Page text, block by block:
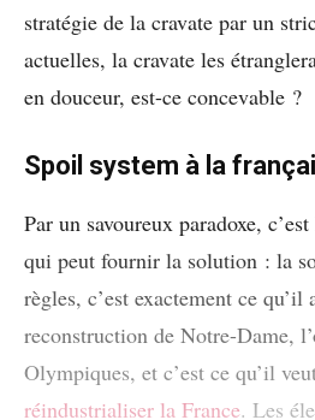
stratégie de la cravate par un
actuelles, la cravate les
en douceur, est-ce concevable ?
Spoil system à la
Par un savoureux paradoxe,
qui peut fournir la solution : la
règles, c’est exactement ce
reconstruction de Notre-Dame,
Olympiques, et c’est ce qu’il
réindustrialiser la France. Les